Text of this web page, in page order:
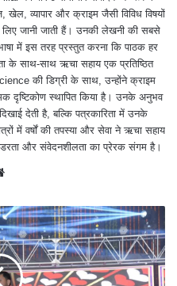
व्यापार और क्राइम जैसी विविध विषयों
जानी जाती हैं। उनकी लेखनी की सबसे
में इस तरह प्रस्तुत करना कि पाठक हर
साथ-साथ ऋचा सहाय एक प्रतिष्ठित
की डिग्री के साथ, उन्होंने क्राइम
दृष्टिकोण स्थापित किया है। उनके अनुभव
देती है, बल्कि पत्रकारिता में उनके
में वर्षों की तपस्या और सेवा ने ऋचा सहाय
और संवेदनशीलता का प्रेरक संगम है।
e